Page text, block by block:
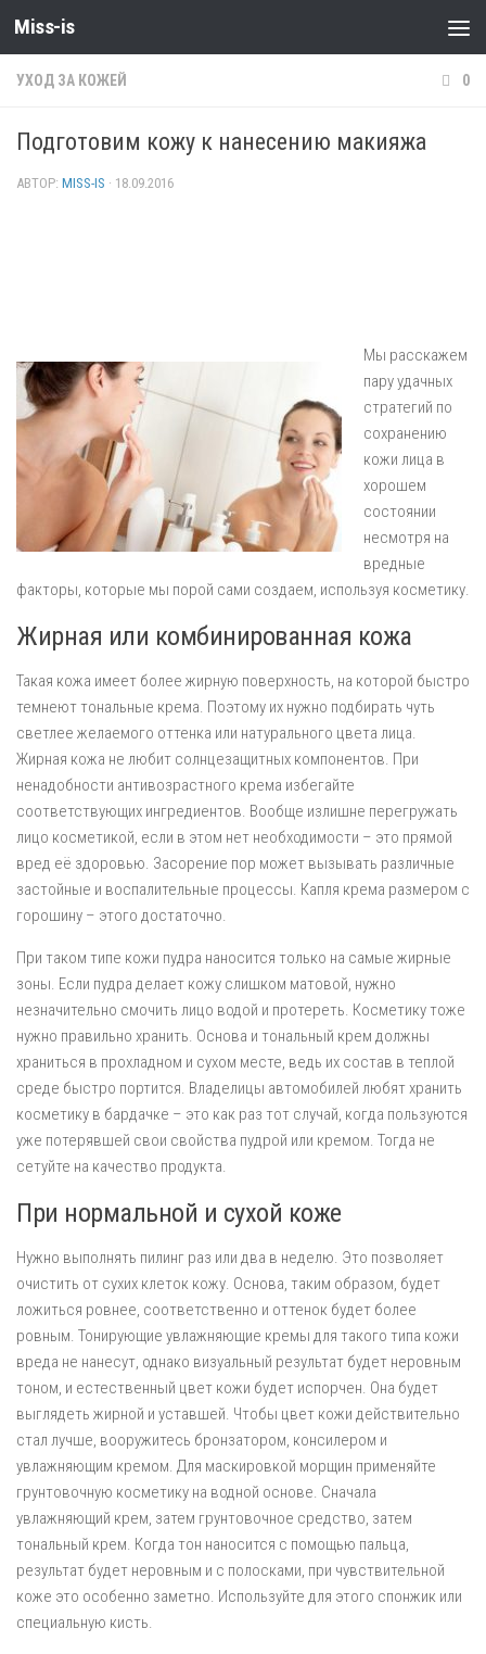
Miss-is
УХОД ЗА КОЖЕЙ 0
Подготовим кожу к нанесению макияжа
АВТОР: MISS-IS · 18.09.2016
Мы расскажем
пару удачных
стратегий по
сохранению
кожи лица в
хорошем
состоянии
несмотря на
вредные
факторы, которые мы порой сами создаем, используя косметику.
Жирная или комбинированная кожа
Такая кожа имеет более жирную поверхность, на которой быстро
темнеют тональные крема. Поэтому их нужно подбирать чуть
светлее желаемого оттенка или натурального цвета лица.
Жирная кожа не любит солнцезащитных компонентов. При
ненадобности антивозрастного крема избегайте
соответствующих ингредиентов. Вообще излишне перегружать
лицо косметикой, если в этом нет необходимости – это прямой
вред её здоровью. Засорение пор может вызывать различные
застойные и воспалительные процессы. Капля крема размером с
горошину – этого достаточно.
При таком типе кожи пудра наносится только на самые жирные
зоны. Если пудра делает кожу слишком матовой, нужно
незначительно смочить лицо водой и протереть. Косметику тоже
нужно правильно хранить. Основа и тональный крем должны
храниться в прохладном и сухом месте, ведь их состав в теплой
среде быстро портится. Владелицы автомобилей любят хранить
косметику в бардачке – это как раз тот случай, когда пользуются
уже потерявшей свои свойства пудрой или кремом. Тогда не
сетуйте на качество продукта.
При нормальной и сухой коже
Нужно выполнять пилинг раз или два в неделю. Это позволяет
очистить от сухих клеток кожу. Основа, таким образом, будет
ложиться ровнее, соответственно и оттенок будет более
ровным. Тонирующие увлажняющие кремы для такого типа кожи
вреда не нанесут, однако визуальный результат будет неровным
тоном, и естественный цвет кожи будет испорчен. Она будет
выглядеть жирной и уставшей. Чтобы цвет кожи действительно
стал лучше, вооружитесь бронзатором, консилером и
увлажняющим кремом. Для маскировкой морщин применяйте
грунтовочную косметику на водной основе. Сначала
увлажняющий крем, затем грунтовочное средство, затем
тональный крем. Когда тон наносится с помощью пальца,
результат будет неровным и с полосками, при чувствительной
коже это особенно заметно. Используйте для этого спонжик или
специальную кисть.